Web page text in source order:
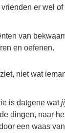
er wel
van
en oefenen.
niet wat
is datgene wat
dingen, naar
een waas